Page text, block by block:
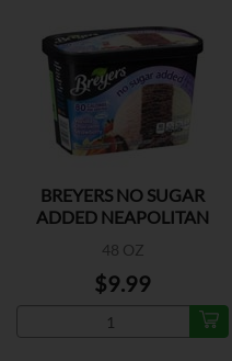
BREYERS NO SUGAR
ADDED NEAPOLITAN
48 OZ
$9.99